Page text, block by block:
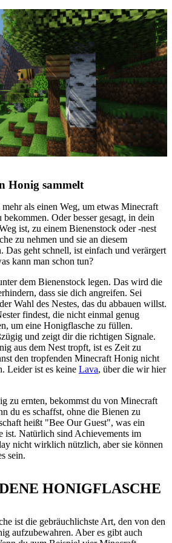
Honig sammelt
als einen Weg, um etwas Minecraft
Oder besser gesagt, in dein
ist, zu einem Bienenstock oder -nest
zu nehmen und sie an diesem
Das geht schnell, ist einfach und verärgert
kann man schon tun?
dem Bienenstock legen. Das wird die
dass sie dich angreifen. Sei
Wahl des Nestes, das du abbauen willst.
findest, die nicht einmal genug
um eine Honigflasche zu füllen.
und zeigt dir die richtigen Signale.
aus dem Nest tropft, ist es Zeit zu
den tropfenden Minecraft Honig nicht
Leider ist es keine Lava, über die wir hier
zu ernten, bekommst du von Minecraft
du es schaffst, ohne die Bienen zu
heißt "Bee Our Guest", was ein
ist. Natürlich sind Achievements im
nicht wirklich nützlich, aber sie können
sein.
HONIGFLASCHE
ist die gebräuchlichste Art, den von den
aufzubewahren. Aber es gibt auch